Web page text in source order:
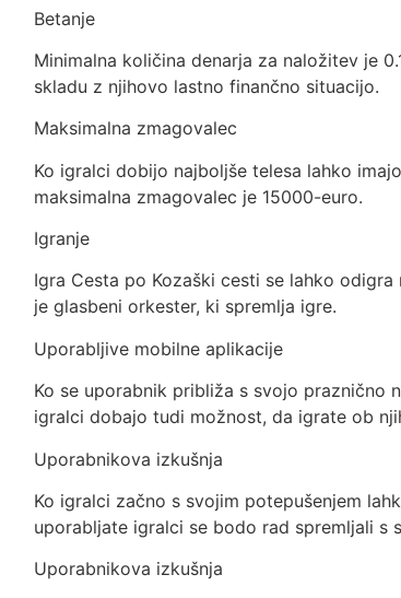
Betanje
Minimalna količina denarja za naložitev je
skladu z njihovo lastno finančno situacijo.
Maksimalna zmagovalec
Ko igralci dobijo najboljše telesa lahko
maksimalna zmagovalec je 15000-euro.
Igranje
Igra Cesta po Kozaški cesti se lahko
je glasbeni orkester, ki spremlja igre.
Uporabljive mobilne aplikacije
Ko se uporabnik približa s svojo praznično
igralci dobajo tudi možnost, da igrate ob
Uporabnikova izkušnja
Ko igralci začno s svojim potepušenjem
uporabljate igralci se bodo rad spremljali s
Uporabnikova izkušnja